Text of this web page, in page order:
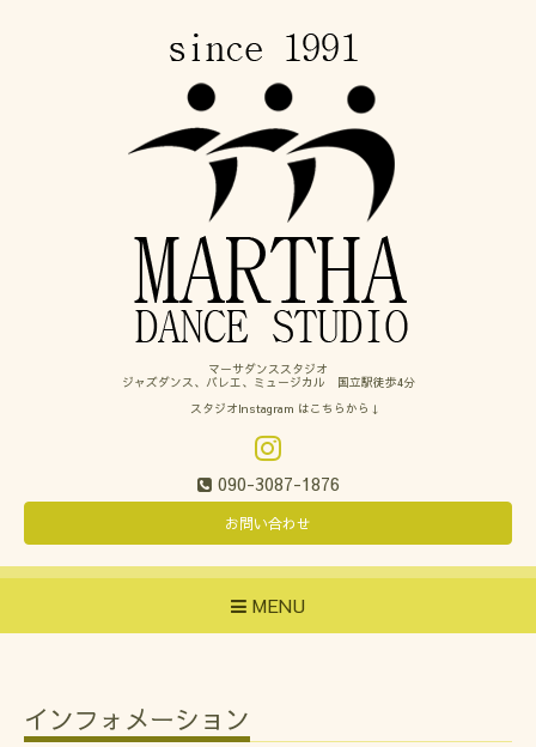
マーサダンススタジオ
ジャズダンス、バレエ、ミュージカル 国立駅徒歩4分
スタジオInstagram はこちらから↓
090-3087-1876
お問い合わせ
MENU
インフォメーション